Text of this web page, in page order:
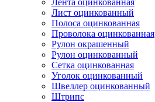
Лента оцинкованная
Лист оцинкованный
Полоса оцинкованная
Проволока оцинкованная
Рулон окрашенный
Рулон оцинкованный
Сетка оцинкованная
Уголок оцинкованный
Швеллер оцинкованный
Штрипс